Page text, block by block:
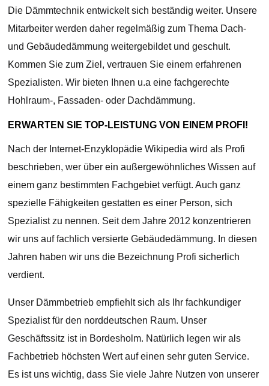
Die Dämmtechnik entwickelt sich beständig weiter. Unsere
Mitarbeiter werden daher regelmäßig zum Thema Dach-
und Gebäudedämmung weitergebildet und geschult.
Kommen Sie zum Ziel, vertrauen Sie einem erfahrenen
Spezialisten. Wir bieten Ihnen u.a eine fachgerechte
Hohlraum-, Fassaden- oder Dachdämmung.
ERWARTEN SIE TOP-LEISTUNG VON EINEM PROFI!
Nach der Internet-Enzyklopädie Wikipedia wird als Profi
beschrieben, wer über ein außergewöhnliches Wissen auf
einem ganz bestimmten Fachgebiet verfügt. Auch ganz
spezielle Fähigkeiten gestatten es einer Person, sich
Spezialist zu nennen. Seit dem Jahre 2012 konzentrieren
wir uns auf fachlich versierte Gebäudedämmung. In diesen
Jahren haben wir uns die Bezeichnung Profi sicherlich
verdient.
Unser Dämmbetrieb empfiehlt sich als Ihr fachkundiger
Spezialist für den norddeutschen Raum. Unser
Geschäftssitz ist in Bordesholm. Natürlich legen wir als
Fachbetrieb höchsten Wert auf einen sehr guten Service.
Es ist uns wichtig, dass Sie viele Jahre Nutzen von unserer